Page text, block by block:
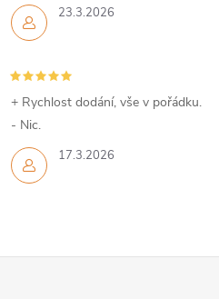
23.3.2026
17.3.2026
+ Rychlost dodání, vše v pořádku.
- Nic.